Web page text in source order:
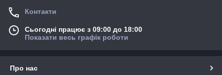
Міцність та Довговічність Каркаса:
забезпечуючи міцність та стабільність. Товщина
матеріалу гарантує тривалий термін служби та
Сітчаста полиця призначена для встановлення
Контакти
Сьогодні працює з 09:00 до 18:00
Показати весь графік роботи
Про нас